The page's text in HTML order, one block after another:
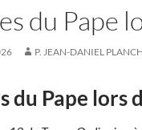
du Pape
P. JEAN-DANIEL
du Pape lors